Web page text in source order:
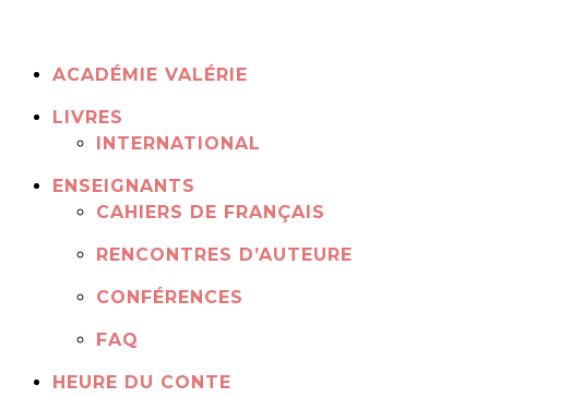
ACADÉMIE VALÉRIE
LIVRES
INTERNATIONAL
ENSEIGNANTS
CAHIERS DE FRANÇAIS
RENCONTRES D’AUTEURE
CONFÉRENCES
FAQ
HEURE DU CONTE